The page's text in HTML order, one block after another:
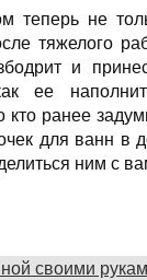
теперь не
тяжелого
и
ее
кто ранее
для ванн в
ним с
своими